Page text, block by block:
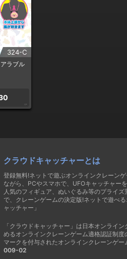
324-C
ラブル
CP
クラウドキャッチャーとは
登録無料!ネットで遊ぶオンラインクレーン
ながら、PCやスマホで、UFOキャッチャー
人気のフィギュア、ぬいぐるみ等のプライ
で、クレーンゲームの決定版!ネットで遊べ
ャッチャー」
「クラウドキャッチャー」は日本オンライ
めるオンラインクレーンゲーム適格認証制
マークを付与されたオンラインクレーンゲー
009-02